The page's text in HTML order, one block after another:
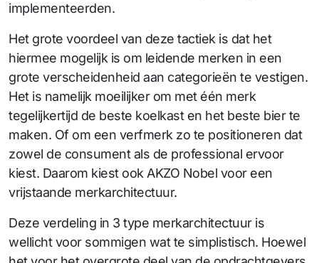
implementeerden.
Het grote voordeel van deze tactiek is dat het
hiermee mogelijk is om leidende merken in een
grote verscheidenheid aan categorieën te vestigen.
Het is namelijk moeilijker om met één merk
tegelijkertijd de beste koelkast en het beste bier te
maken. Of om een verfmerk zo te positioneren dat
zowel de consument als de professional ervoor
kiest. Daarom kiest ook AKZO Nobel voor een
vrijstaande merkarchitectuur.
Deze verdeling in 3 type merkarchitectuur is
wellicht voor sommigen wat te simplistisch. Hoewel